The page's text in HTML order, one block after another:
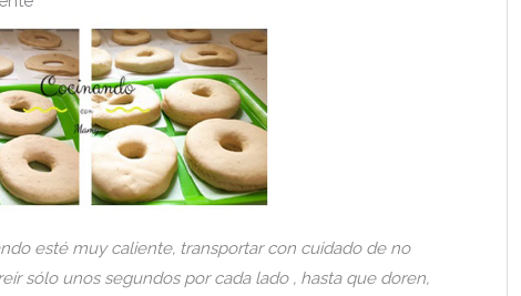
esté muy caliente, transportar con cuidado de no
sólo unos segundos por cada lado , hasta que doren,